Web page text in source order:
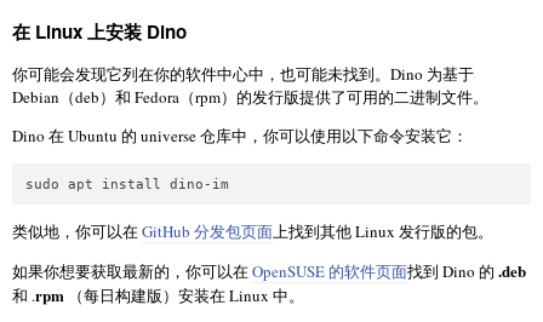
在 Linux 上安装 Dino
你可能会发现它列在你的软件中心中，也可能未找到。Dino 为基于
Debian（deb）和 Fedora（rpm）的发行版提供了可用的二进制文件。
Dino 在 Ubuntu 的 universe 仓库中，你可以使用以下命令安装它：
sudo apt install dino-im
类似地，你可以在GitHub 分发包页面上找到其他 Linux 发行版的包。
如果你想要获取最新的，你可以在OpenSUSE 的软件页面找到 Dino 的 .deb
和 .rpm （每日构建版）安装在 Linux 中。